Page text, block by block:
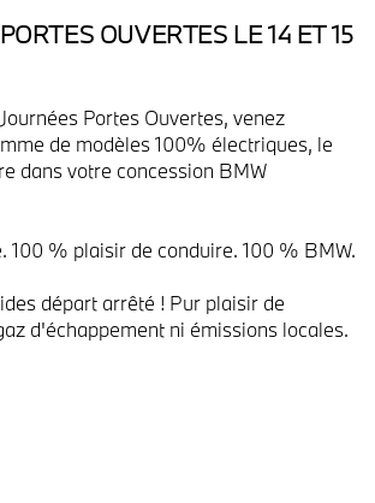
OUVERTES LE 14 ET 15
Portes Ouvertes, venez
de modèles 100% électriques, le
dans votre concession BMW
100 % plaisir de conduire. 100 % BMW.
départ arrêté ! Pur plaisir de
d'échappement ni émissions locales.